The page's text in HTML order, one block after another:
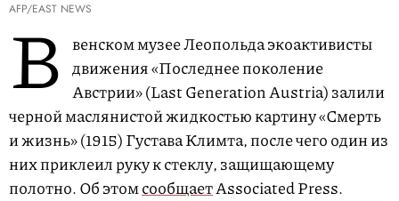
AFP/EAST NEWS
В венском музее Леопольда экоактивисты
движения «Последнее поколение
Австрии» (Last Generation Austria) залили
черной маслянистой жидкостью картину «Смерть
и жизнь» (1915) Густава Климта, после чего один из
них приклеил руку к стеклу, защищающему
полотно. Об этомсообщаетAssociated Press.